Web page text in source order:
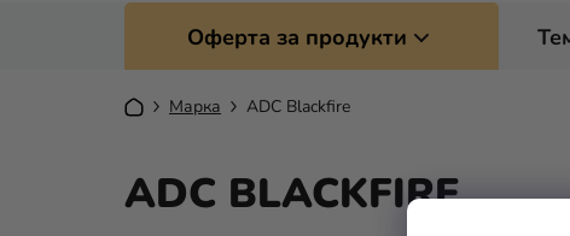
Оферта за продукти
НачалоМарка ADC Blackfire
ADC BLACKFIRE